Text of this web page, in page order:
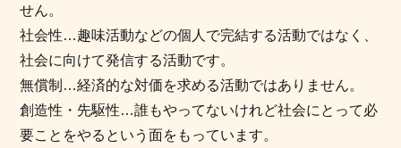
せん。
社会性…趣味活動などの個人で完結する活動ではなく、
社会に向けて発信する活動です。
無償制 …経済的な対価を求める活動ではありません。
創造性・先駆性…誰もやってないけれど社会にとって必
要ことをやるという面をもっています。